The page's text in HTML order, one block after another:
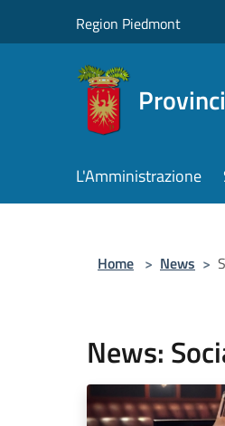
Region Piedmont
L'Amministrazione
Home > News >
News: